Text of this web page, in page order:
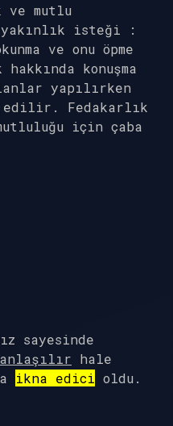
ve mutlu
isteği :
ve onu öpme
konuşma
yapılırken
Fedakarlık
için çaba
sayesinde
anlaşılır hale
ikna edici oldu.